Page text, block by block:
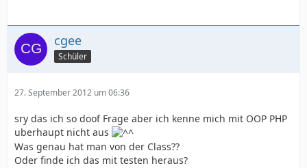
cgee
Schüler
27. September 2012 um 06:36
sry das ich so doof Frage aber ich kenne mich mit OOP PHP
uberhaupt nicht aus
Was genau hat man von der Class??
Oder finde ich das mit testen heraus?